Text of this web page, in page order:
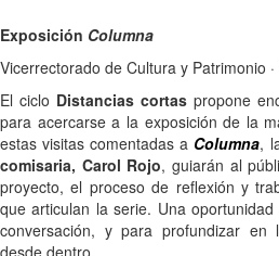
Exposición Columna
Vicerrectorado de Cultura y Patrimonio
El ciclo Distancias cortas propone
para acercarse a la exposición de la
estas visitas comentadas a Columna,
comisaria, Carol Rojo, guiarán al
proyecto, el proceso de reflexión y
que articulan la serie. Una
conversación, y para profundizar
desde dentro.